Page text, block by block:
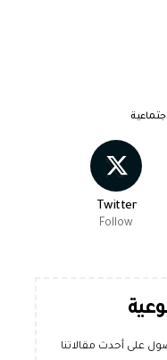
Twitter
Follow
على أحدث مقالاتنا